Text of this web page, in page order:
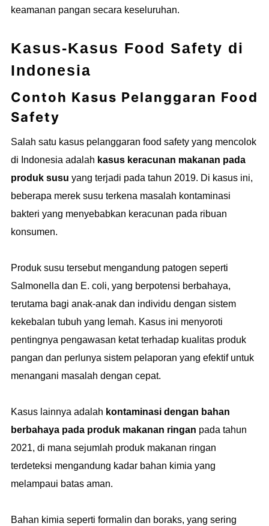
keamanan pangan secara keseluruhan.
Kasus-Kasus Food Safety di
Indonesia
Contoh Kasus Pelanggaran Food
Safety
Salah satu kasus pelanggaran food safety yang mencolok
di Indonesia adalah kasus keracunan makanan pada
produk susu yang terjadi pada tahun 2019. Di kasus ini,
beberapa merek susu terkena masalah kontaminasi
bakteri yang menyebabkan keracunan pada ribuan
konsumen.
Produk susu tersebut mengandung patogen seperti
Salmonella dan E. coli, yang berpotensi berbahaya,
terutama bagi anak-anak dan individu dengan sistem
kekebalan tubuh yang lemah. Kasus ini menyoroti
pentingnya pengawasan ketat terhadap kualitas produk
pangan dan perlunya sistem pelaporan yang efektif untuk
menangani masalah dengan cepat.
Kasus lainnya adalah kontaminasi dengan bahan
berbahaya pada produk makanan ringan pada tahun
2021, di mana sejumlah produk makanan ringan
terdeteksi mengandung kadar bahan kimia yang
melampaui batas aman.
Bahan kimia seperti formalin dan boraks, yang sering